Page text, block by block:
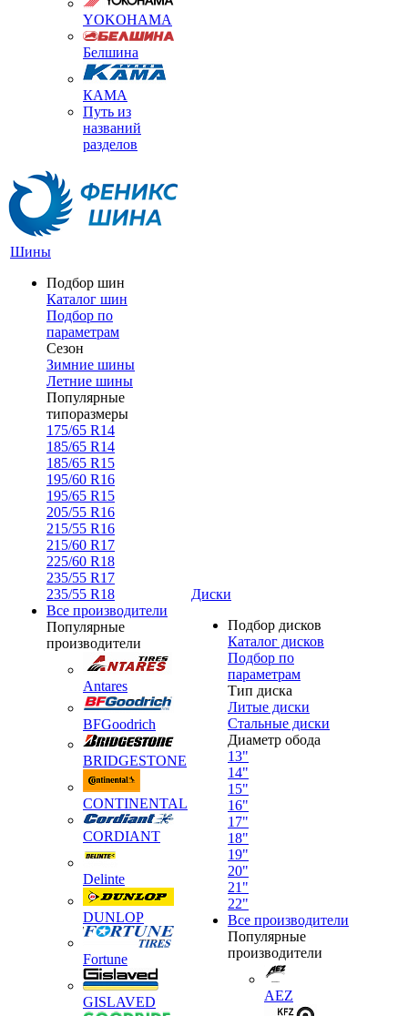
YOKOHAMA
Белшина
КАМА
Путь из
названий
разделов
Шины
Подбор шин
Каталог шин
Подбор по
параметрам
Сезон
Зимние шины
Летние шины
Популярные
типоразмеры
175/65 R14
185/65 R14
185/65 R15
195/60 R16
195/65 R15
205/55 R16
215/55 R16
215/60 R17
225/60 R18
235/55 R17
235/55 R18
Все производители
Популярные
производители
Antares
BFGoodrich
BRIDGESTONE
CONTINENTAL
CORDIANT
Delinte
DUNLOP
Fortune
GISLAVED
Диски
Подбор дисков
Каталог дисков
Подбор по
параметрам
Тип диска
Литые диски
Стальные диски
Диаметр обода
13"
14"
15"
16"
17"
18"
19"
20"
21"
22"
Все производители
Популярные
производители
AEZ